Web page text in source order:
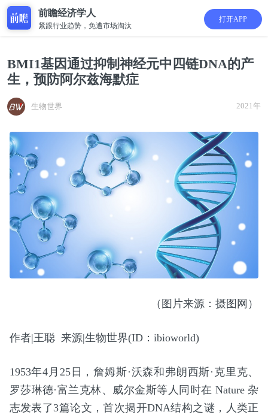
前瞻经济学人
紧跟行业趋势，免遭市场淘汰
打开APP
BMI1基因通过抑制神经元中四链DNA的产
生，预防阿尔兹海默症
生物世界 2021年
（图片来源：摄图网）
作者|王聪 来源|生物世界(ID：ibioworld)
1953年4月25日，詹姆斯·沃森和弗朗西斯·克里克、
罗莎琳德·富兰克林、威尔金斯等人同时在 Nature 杂
志发表了3篇论文，首次揭开DNA结构之谜，人类正